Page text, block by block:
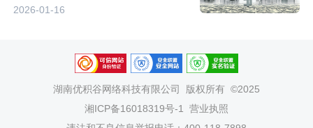
2026-01-16
湖南优积谷网络科技有限公司
版权所有 ©2025
湘ICP备16018319号-1 营业执照